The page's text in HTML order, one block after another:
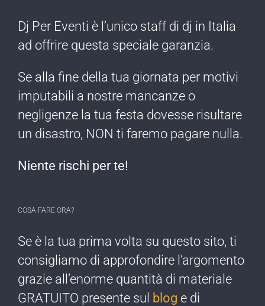
Dj Per Eventi è l’​unico staff di dj ​in Italia
ad offrire ​questa speciale garanzia.
Se alla fine della tua giornata per motivi
imputabili a nostre mancanze o
negligenze ​la tua festa dovesse risultare
un disastro, NON ti faremo pagare nulla​.
Niente rischi per te!​
COSA FARE ORA?
Se è la tua prima ​volta su questo sito, ti
consigliamo di approfondire l’argomento
grazie all’enorme quantità di materiale
GRATUITO presente sul blog e di